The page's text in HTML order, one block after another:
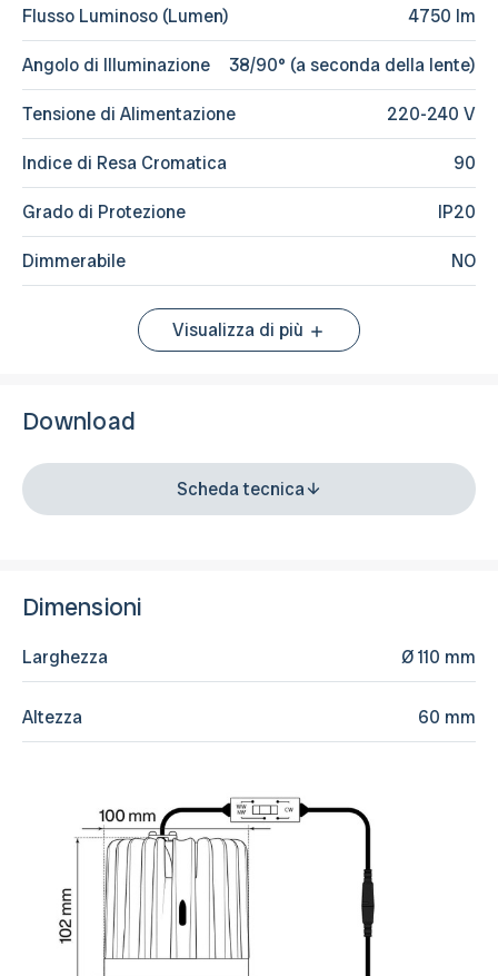
Flusso Luminoso (Lumen) 4750 lm
Angolo di Illuminazione 38/90° (a seconda della lente)
Tensione di Alimentazione 220-240 V
Indice di Resa Cromatica 90
Grado di Protezione IP20
Dimmerabile NO
Visualizza di più
Download
Scheda tecnica
Dimensioni
Larghezza Ø 110 mm
Altezza 60 mm